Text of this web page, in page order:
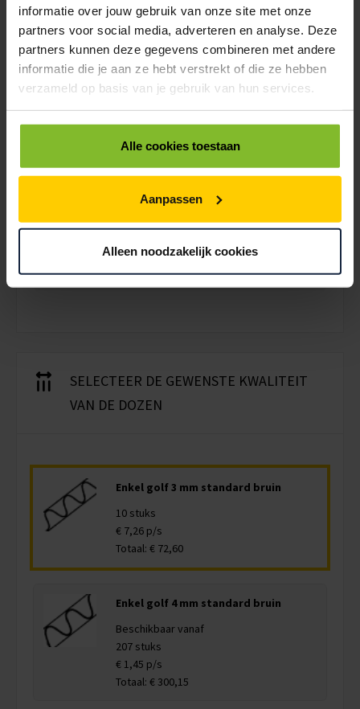
informatie over jouw gebruik van onze site met onze
partners voor social media, adverteren en analyse. Deze
partners kunnen deze gegevens combineren met andere
informatie die je aan ze hebt verstrekt of die ze hebben
verzameld op basis van je gebruik van hun services.
Alle cookies toestaan
Aanpassen
Alleen noodzakelijk cookies
Bekijk voorbeelden
Logo bedrukking
Eenvoudig merkaccent
Full color rondom
Volledige bedrukking
is niet mogelijk bij
deze selectie.
SELECTEER DE GEWENSTE KWALITEIT
VAN DE DOZEN
Enkel golf 3 mm standard bruin
10 stuks
€ 7,26 p/s
Totaal: € 72,60
Enkel golf 4 mm standard bruin
Beschikbaar vanaf
207 stuks
€ 1,45 p/s
Totaal: € 300,15